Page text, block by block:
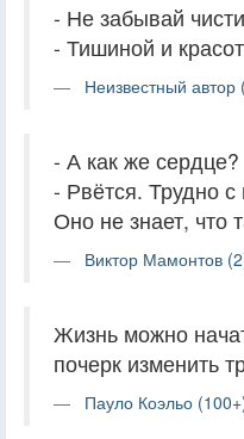
- Не забывай
- Тишиной и
Неизвестный автор
- А как же сердце?
- Рвётся. Трудно с
Оно не знает, что
Виктор Мамонтов
Жизнь можно
почерк изменить
Пауло Коэльо